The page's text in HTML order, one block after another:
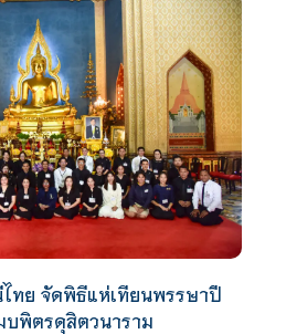
ทย จัดพิธีแห่เทียนพรรษาปี
บพิตรดุสิตวนาราม